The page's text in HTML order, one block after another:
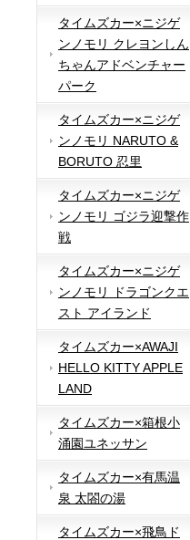
タイムズカー×ニジゲ
ンノモリ クレヨンしん
ちゃんアドベンチャー
パーク
タイムズカー×ニジゲ
ンノモリ NARUTO &
BORUTO 忍里
タイムズカー×ニジゲ
ンノモリ ゴジラ迎撃作
戦
タイムズカー×ニジゲ
ンノモリ ドラゴンクエ
スト アイランド
タイムズカー×AWAJI
HELLO KITTY APPLE
LAND
タイムズカー×箱根小
涌園ユネッサン
タイムズカー×有馬温
泉 太閤の湯
タイムズカー×飛鳥ド